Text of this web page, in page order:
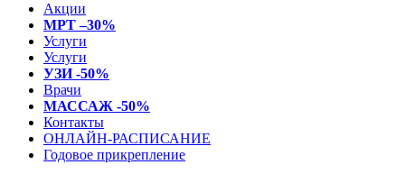
Акции
МРТ –30%
Услуги
Услуги
УЗИ -50%
Врачи
МАССАЖ -50%
Контакты
ОНЛАЙН-РАСПИСАНИЕ
Годовое прикрепление